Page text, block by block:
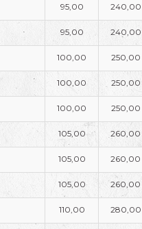
95,00 240,00
95,00 240,00
100,00 250,00
100,00 250,00
100,00 250,00
105,00 260,00
105,00 260,00
105,00 260,00
110,00 280,00